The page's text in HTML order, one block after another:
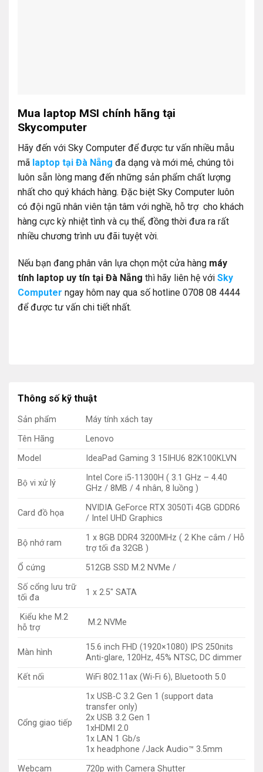
Mua laptop MSI chính hãng tại
Skycomputer
Hãy đến với Sky Computer để được tư vấn nhiều mẫu
mã laptop tại Đà Nẵng đa dạng và mới mẻ, chúng tôi
luôn sẵn lòng mang đến những sản phẩm chất lượng
nhất cho quý khách hàng. Đặc biệt Sky Computer luôn
có đội ngũ nhân viên tận tâm với nghề, hỗ trợ cho khách
hàng cực kỳ nhiệt tình và cụ thể, đồng thời đưa ra rất
nhiều chương trình ưu đãi tuyệt vời.
Nếu bạn đang phân vân lựa chọn một cửa hàng máy
tính laptop uy tín tại Đà Nẵng thì hãy liên hệ với Sky
Computer ngay hôm nay qua số hotline 0708 08 4444
để được tư vấn chi tiết nhất.
Thông số kỹ thuật
Sản phẩm
Máy tính xách tay
Tên Hãng
Lenovo
Model
IdeaPad Gaming 3 15IHU6 82K100KLVN
Bộ vi xử lý
Intel Core i5-11300H ( 3.1 GHz – 4.40
GHz / 8MB / 4 nhân, 8 luồng )
Card đồ họa
NVIDIA GeForce RTX 3050Ti 4GB GDDR6
/ Intel UHD Graphics
Bộ nhớ ram
1 x 8GB DDR4 3200MHz ( 2 Khe cắm / Hỗ
trợ tối đa 32GB )
Ổ cứng
512GB SSD M.2 NVMe /
Số cổng lưu trữ
tối đa
1 x 2.5″ SATA
Kiểu khe M.2
hỗ trợ
M.2 NVMe
Màn hình
15.6 inch FHD (1920×1080) IPS 250nits
Anti-glare, 120Hz, 45% NTSC, DC dimmer
Kết nối
WiFi 802.11ax (Wi-Fi 6), Bluetooth 5.0
Cổng giao tiếp
1x USB-C 3.2 Gen 1 (support data
transfer only)
2x USB 3.2 Gen 1
1xHDMI 2.0
1x LAN 1 Gb/s
1x headphone /Jack Audio™ 3.5mm
Webcam
720p with Camera Shutter